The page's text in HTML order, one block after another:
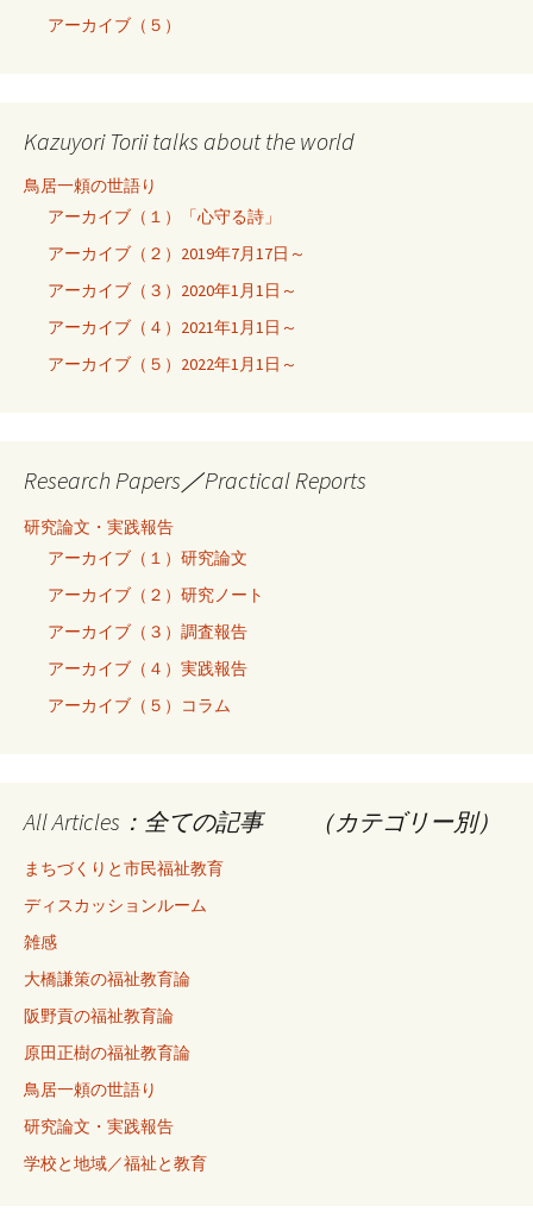
アーカイブ（５）
Kazuyori Torii talks about the world
鳥居一頼の世語り
アーカイブ（１）「心守る詩」
アーカイブ（２）2019年7月17日～
アーカイブ（３）2020年1月1日～
アーカイブ（４）2021年1月1日～
アーカイブ（５）2022年1月1日～
Research Papers／Practical Reports
研究論文・実践報告
アーカイブ（１）研究論文
アーカイブ（２）研究ノート
アーカイブ（３）調査報告
アーカイブ（４）実践報告
アーカイブ（５）コラム
All Articles：全ての記事 （カテゴリー別）
まちづくりと市民福祉教育
ディスカッションルーム
雑感
大橋謙策の福祉教育論
阪野貢の福祉教育論
原田正樹の福祉教育論
鳥居一頼の世語り
研究論文・実践報告
学校と地域／福祉と教育